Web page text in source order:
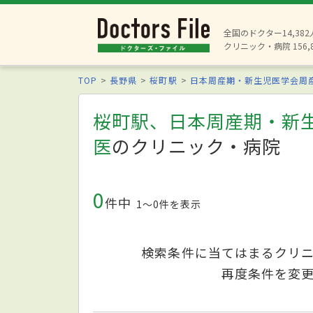
全国のドクター14,382
クリニック・病院
TOP 長野県 桜町駅 日本周産期・新生児医学会周
桜町駅、日本周産期・新
医のクリニック・病院
0件中 1〜0件を表示
検索条件に当てはまるクリ
再度条件を変